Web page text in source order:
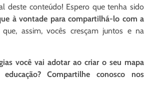
deste conteúdo! Espero que tenha sido
à vontade para compartilhá-lo com a
que, assim, vocês cresçam juntos e na
você vai adotar ao criar o seu mapa
Compartilhe conosco nos